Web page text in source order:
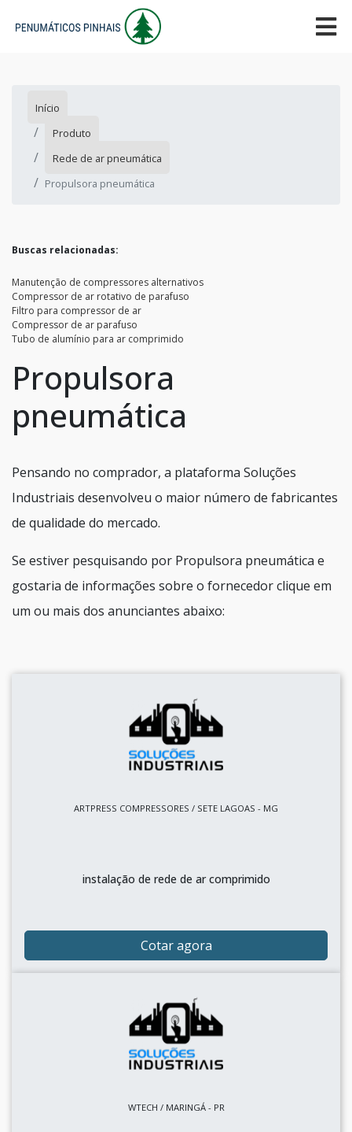
Início
Produto
Rede de ar pneumática
Propulsora pneumática
Buscas relacionadas:
Manutenção de compressores alternativos
Compressor de ar rotativo de parafuso
Filtro para compressor de ar
Compressor de ar parafuso
Tubo de alumínio para ar comprimido
Propulsora
pneumática
Pensando no comprador, a plataforma Soluções
Industriais desenvolveu o maior número de fabricantes
de qualidade do mercado.
Se estiver pesquisando por Propulsora pneumática e
gostaria de informações sobre o fornecedor clique em
um ou mais dos anunciantes abaixo:
ARTPRESS COMPRESSORES / SETE LAGOAS - MG
instalação de rede de ar comprimido
Cotar agora
WTECH / MARINGÁ - PR